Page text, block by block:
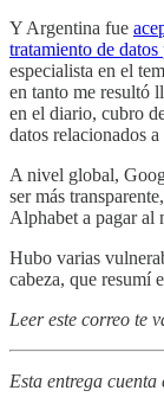
Y Argentina fue
tratamiento de datos
especialista en el
en tanto me resultó
en el diario, cubro
datos relacionados
A nivel global,
ser más
Alphabet a pagar al
Hubo varias
cabeza, que resumí
Leer este correo te
Esta entrega